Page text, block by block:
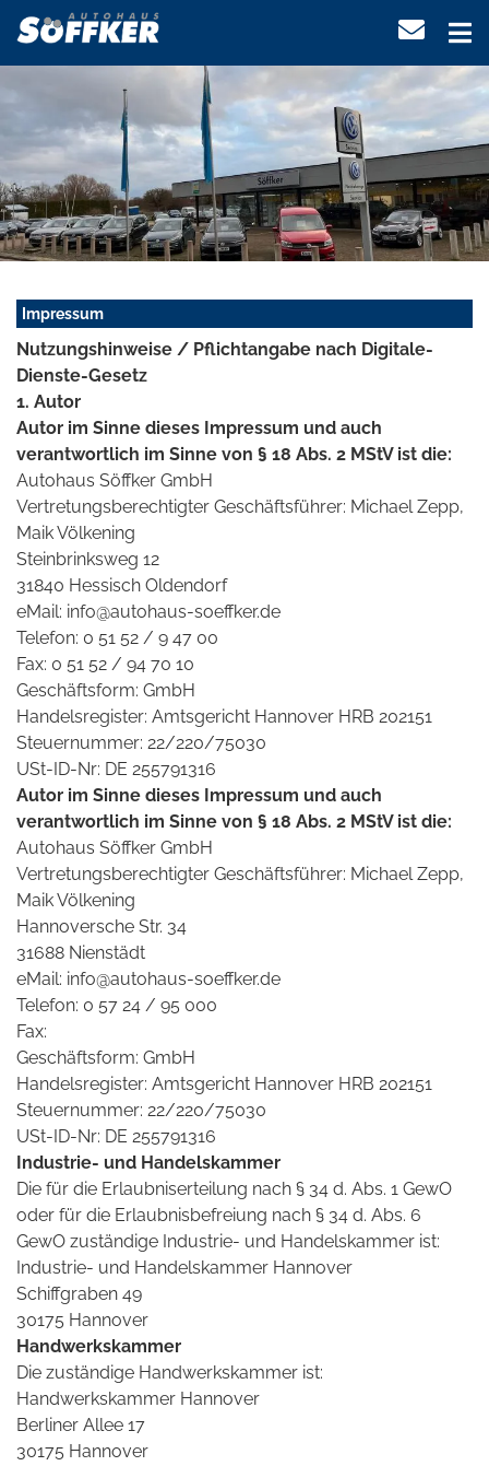
Impressum
Nutzungshinweise / Pflichtangabe nach Digitale-
Dienste-Gesetz
1. Autor
Autor im Sinne dieses Impressum und auch
verantwortlich im Sinne von § 18 Abs. 2 MStV ist die:
Autohaus Söffker GmbH
Vertretungsberechtigter Geschäftsführer: Michael Zepp,
Maik Völkening
Steinbrinksweg 12
31840 Hessisch Oldendorf
eMail: info@autohaus-soeffker.de
Telefon: 0 51 52 / 9 47 00
Fax: 0 51 52 / 94 70 10
Geschäftsform: GmbH
Handelsregister: Amtsgericht Hannover HRB 202151
Steuernummer: 22/220/75030
USt-ID-Nr: DE 255791316
Autor im Sinne dieses Impressum und auch
verantwortlich im Sinne von § 18 Abs. 2 MStV ist die:
Autohaus Söffker GmbH
Vertretungsberechtigter Geschäftsführer: Michael Zepp,
Maik Völkening
Hannoversche Str. 34
31688 Nienstädt
eMail: info@autohaus-soeffker.de
Telefon: 0 57 24 / 95 000
Fax:
Geschäftsform: GmbH
Handelsregister: Amtsgericht Hannover HRB 202151
Steuernummer: 22/220/75030
USt-ID-Nr: DE 255791316
Industrie- und Handelskammer
Die für die Erlaubniserteilung nach § 34 d. Abs. 1 GewO
oder für die Erlaubnisbefreiung nach § 34 d. Abs. 6
GewO zuständige Industrie- und Handelskammer ist:
Industrie- und Handelskammer Hannover
Schiffgraben 49
30175 Hannover
Handwerkskammer
Die zuständige Handwerkskammer ist:
Handwerkskammer Hannover
Berliner Allee 17
30175 Hannover